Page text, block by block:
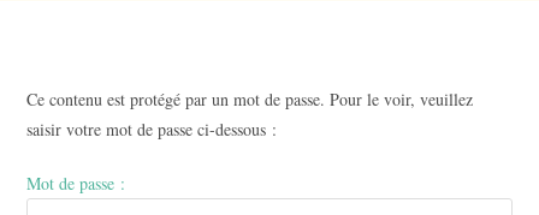
Ce contenu est protégé par un mot de passe. Pour le voir, veuillez
saisir votre mot de passe ci-dessous :
Mot de passe :